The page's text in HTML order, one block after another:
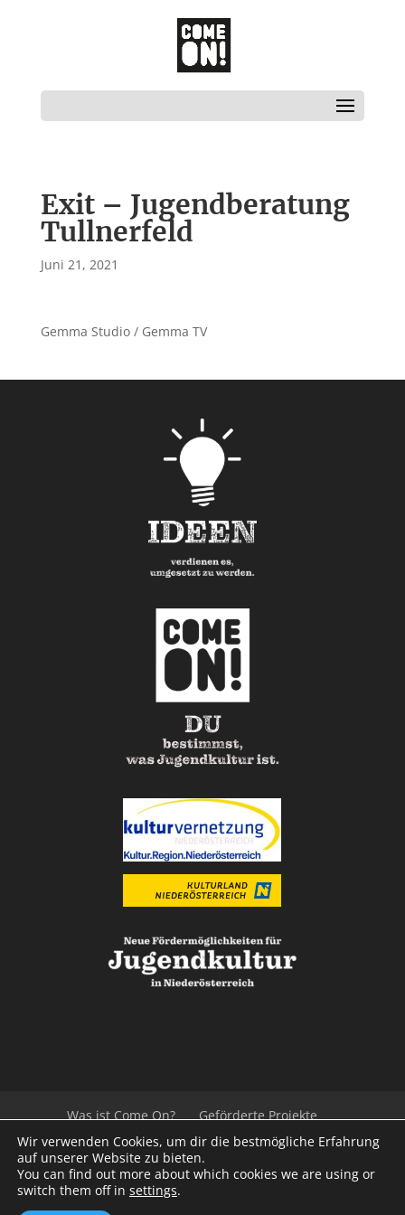
Exit – Jugendberatung
Tullnerfeld
Juni 21, 2021
Gemma Studio / Gemma TV
Was ist Come On?
Geförderte Projekte
Der Beirat
Impressum/Datenschutz
Links
Presse
© 2020Kulturvernetzung Niederösterreich
Wir verwenden Cookies, um dir die bestmögliche Erfahrung
auf unserer Website zu bieten.
You can find out more about which cookies we are using or
switch them off in settings.